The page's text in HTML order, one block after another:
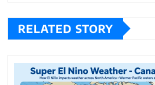
RELATED STORY